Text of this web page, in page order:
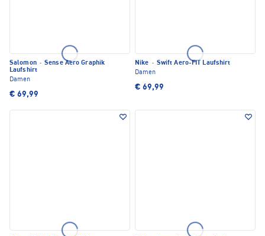
Salomon · Sense Aero Graphik
Laufshirt
Damen
€ 69,99
Nike · Swift Aero-FIT Laufshirt
Damen
€ 69,99